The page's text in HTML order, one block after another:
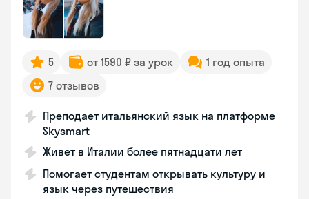
5 от 1590 ₽ за урок
1 год опыта
7 отзывов
Преподает итальянский язык на платформе
Skysmart
Живет в Италии более пятнадцати лет
Помогает студентам открывать культуру и
язык через путешествия